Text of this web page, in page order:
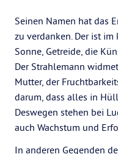
Seinen Namen hat das
zu verdanken. Der ist
Sonne, Getreide, die
Der Strahlemann
Mutter, der
darum, dass alles in
Deswegen stehen bei
auch Wachstum und
In anderen Gegenden